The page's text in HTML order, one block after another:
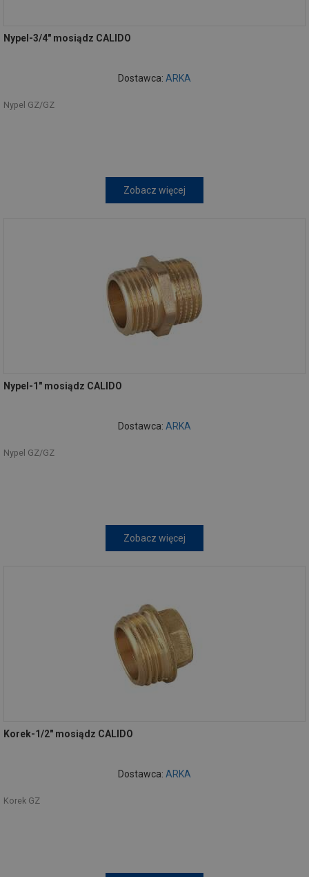
Nypel-3/4" mosiądz CALIDO
Dostawca: ARKA
Nypel GZ/GZ
Zobacz więcej
Nypel-1" mosiądz CALIDO
Dostawca: ARKA
Nypel GZ/GZ
Zobacz więcej
Korek-1/2" mosiądz CALIDO
Dostawca: ARKA
Korek GZ